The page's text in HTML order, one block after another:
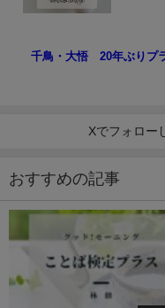
千鳥・大悟 20年ぶりプ
Xでフォロー
おすすめの記事